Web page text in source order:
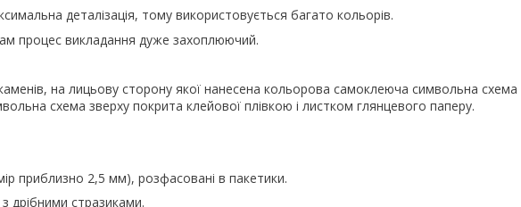
деталізація, тому використовується багато кольорів.
процес викладання дуже захоплюючий.
на лицьову сторону якої нанесена кольорова самоклеюча символьна схема
схема зверху покрита клейової плівкою і листком глянцевого паперу.
приблизно 2,5 мм), розфасовані в пакетики.
дрібними стразиками.